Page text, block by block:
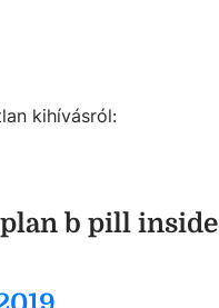
kihívásról:
b pill